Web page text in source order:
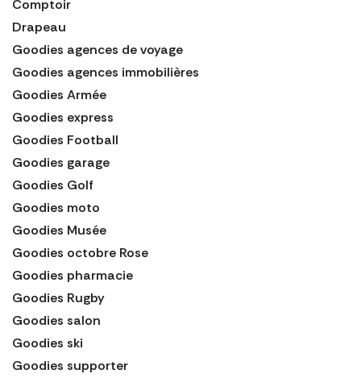
Comptoir
Drapeau
Goodies agences de voyage
Goodies agences immobilières
Goodies Armée
Goodies express
Goodies Football
Goodies garage
Goodies Golf
Goodies moto
Goodies Musée
Goodies octobre Rose
Goodies pharmacie
Goodies Rugby
Goodies salon
Goodies ski
Goodies supporter